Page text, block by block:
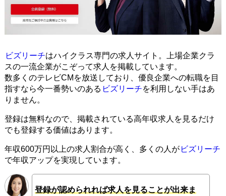
ビズリーチはハイクラス専門の求人サイト。上場企業クラ
スの一流企業がこぞって求人を掲載しています。
数多くのテレビCMを放送しており、優良企業への転職を目
指すなら今一番勢いのある ビズリーチを利用しない手はあ
りません。
登録は無料なので、掲載されている高年収求人を見るだけ
でも登録する価値はあります。
年収600万円以上の求人割合が高く、多くの人が ビズリーチ
で年収アップを実現しています。
登録が認められれば求人を見ることが出来ま